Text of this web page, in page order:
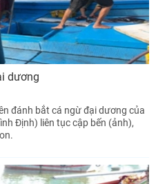
dương
đánh bắt cá ngừ đại dương của
Định) liên tục cập bến (ảnh),